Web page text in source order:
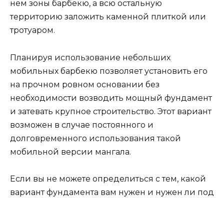
нем зоны барбекю, а всю остальную
территорию заложить каменной плиткой или
тротуаром.
Планируя использование небольших
мобильных барбекю позволяет установить его
на прочном ровном основании без
необходимости возводить мощный фундамент
и затевать крупное строительство. Этот вариант
возможен в случае постоянного и
долговременного использования такой
мобильной версии мангала.
Если вы не можете определиться с тем, какой
вариант фундамента вам нужен и нужен ли под